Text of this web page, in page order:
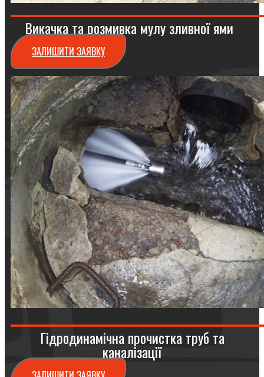
Викачка та розмивка мулу зливної ями
ЗАЛИШИТИ ЗАЯВКУ
Гідродинамічна прочистка труб та
каналізації